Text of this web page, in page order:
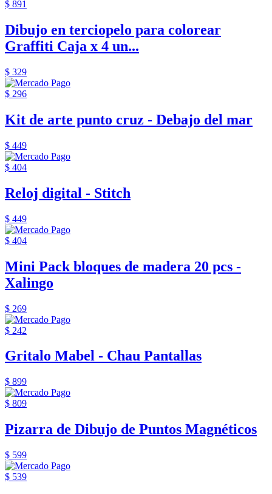
$ 891
Dibujo en terciopelo para colorear
Graffiti Caja x 4 un...
$ 329
$ 296
Kit de arte punto cruz - Debajo del mar
$ 449
$ 404
Reloj digital - Stitch
$ 449
$ 404
Mini Pack bloques de madera 20 pcs -
Xalingo
$ 269
$ 242
Gritalo Mabel - Chau Pantallas
$ 899
$ 809
Pizarra de Dibujo de Puntos Magnéticos
$ 599
$ 539